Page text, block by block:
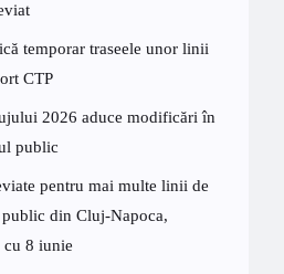
temporar traseele unor linii
CTP
2026 aduce modificări în
public
pentru mai multe linii de
din Cluj-Napoca,
cu 8 iunie